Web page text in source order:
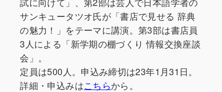
サンキュータツオ氏が「書店で見せる 辞典
の魅力！」をテーマに講演。第3部は書店員
3人による「新学期の棚づくり 情報交換座談
会」。
定員は500人。申込み締切は23年1月31日。
詳細・申込みはこちらから。